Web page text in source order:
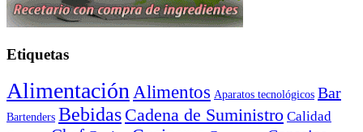
Etiquetas
AlimentaciónAlimentos Aparatos tecnológicos Bar
Bartenders Bebidas Cadena de Suministro Calidad